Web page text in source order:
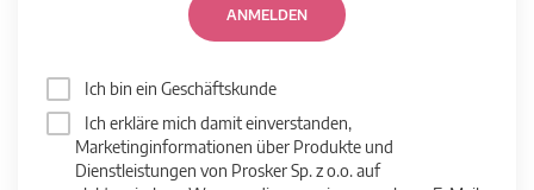
ANMELDEN
Ich bin ein Geschäftskunde
Ich erkläre mich damit einverstanden,
Marketinginformationen über Produkte und
Dienstleistungen von Prosker Sp. z o.o. auf